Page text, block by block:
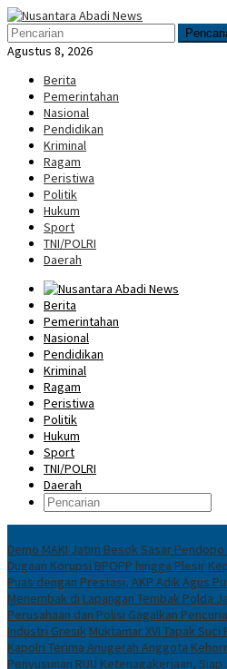
Loncat
ke
konten
Menu
Mobile
Agustus 8, 2026
Berita
Pemerintahan
Nasional
Pendidikan
Kriminal
Ragam
Peristiwa
Politik
Hukum
Sport
TNI/POLRI
Daerah
Berita
Pemerintahan
Nasional
Pendidikan
Kriminal
Ragam
Peristiwa
Politik
Hukum
Sport
TNI/POLRI
Daerah
Demo MAKI Jatim Besok Sasar
Dugaan Korupsi BPOPP hingga Plesir
Puas dengan Prestasi, AKP Adik Agus
Menembak di Lapangan Tembak Polda
Perusahaan dan Polisi Gagalkan
Industri Gresik Muktamar XVI Tapak
Kapolri Terima Anugerah Anggota
Penyusunan RUU Ketenagakerjaan,